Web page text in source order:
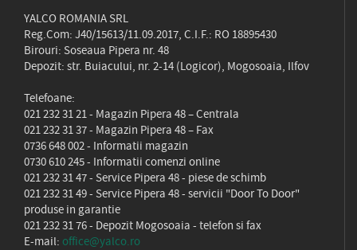
YALCO ROMANIA SRL
Reg.Com: J40/15613/11.09.2017, C.I.F.: RO 18895430
Birouri: Soseaua Pipera nr. 48
Depozit: str. Buiacului, nr. 2-14 (Logicor), Mogosoaia, Ilfov
Telefoane:
021 232 31 21- Magazin Pipera 48 – Centrala
021 232 31 37- Magazin Pipera 48 – Fax
0736 648 002- Informatii magazin
0730 610 245- Informatii comenzi online
021 232 31 47- Service Pipera 48 - piese de schimb
021 232 31 49- Service Pipera 48 - servicii "Door To Door"
produse in garantie
021 232 31 76- Depozit Mogosoaia - telefon si fax
E-mail: office@yalco.ro